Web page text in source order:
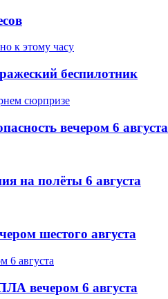
беспилотник
вечером 6 августа
на полёты 6 августа
шестого августа
вечером 6 августа